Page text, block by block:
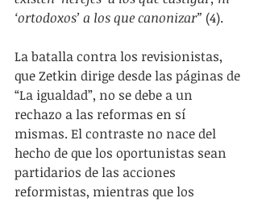
‘ortodoxos’ a los que canonizar” (4).
La batalla contra los revisionistas,
que Zetkin dirige desde las páginas de
“La igualdad”, no se debe a un
rechazo a las reformas en sí
mismas. El contraste no nace del
hecho de que los oportunistas sean
partidarios de las acciones
reformistas, mientras que los